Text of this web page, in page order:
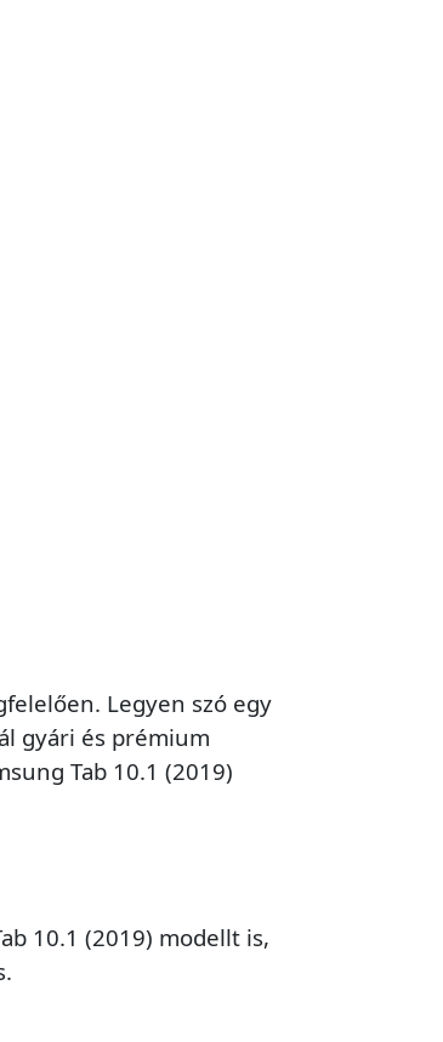
Legyen szó egy
gyári és prémium
Tab 10.1 (2019)
10.1 (2019) modellt is,